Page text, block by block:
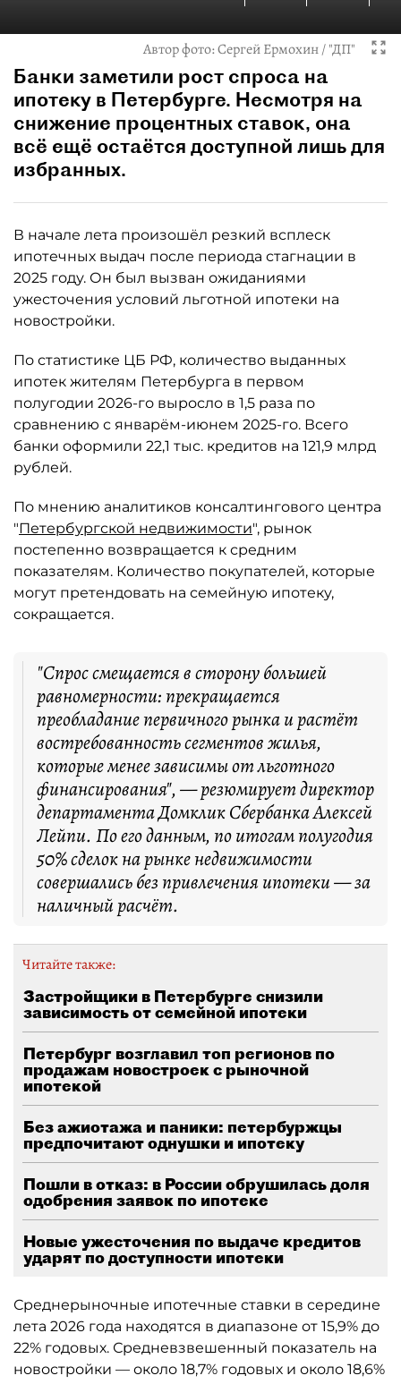
Автор фото:Сергей Ермохин / "ДП"
Банки заметили рост спроса на
ипотеку в Петербурге. Несмотря на
снижение процентных ставок, она
всё ещё остаётся доступной лишь для
избранных.
В начале лета произошёл резкий всплеск
ипотечных выдач после периода стагнации в
2025 году. Он был вызван ожиданиями
ужесточения условий льготной ипотеки на
новостройки.
По статистике ЦБ РФ, количество выданных
ипотек жителям Петербурга в первом
полугодии 2026-го выросло в 1,5 раза по
сравнению с январём-июнем 2025-го. Всего
банки оформили 22,1 тыс. кредитов на 121,9 млрд
рублей.
По мнению аналитиков консалтингового центра
"Петербургской недвижимости", рынок
постепенно возвращается к средним
показателям. Количество покупателей, которые
могут претендовать на семейную ипотеку,
сокращается.
"Спрос смещается в сторону большей
равномерности: прекращается
преобладание первичного рынка и растёт
востребованность сегментов жилья,
которые менее зависимы от льготного
финансирования", — резюмирует директор
департамента Домклик Сбербанка Алексей
Лейпи. По его данным, по итогам полугодия
50% сделок на рынке недвижимости
совершались без привлечения ипотеки — за
наличный расчёт.
Читайте также:
Застройщики в Петербурге снизили
зависимость от семейной ипотеки
Петербург возглавил топ регионов по
продажам новостроек с рыночной
ипотекой
Без ажиотажа и паники: петербуржцы
предпочитают однушки и ипотеку
Пошли в отказ: в России обрушилась доля
одобрения заявок по ипотеке
Новые ужесточения по выдаче кредитов
ударят по доступности ипотеки
Среднерыночные ипотечные ставки в середине
лета 2026 года находятся в диапазоне от 15,9% до
22% годовых. Средневзвешенный показатель на
новостройки — около 18,7% годовых и около 18,6%